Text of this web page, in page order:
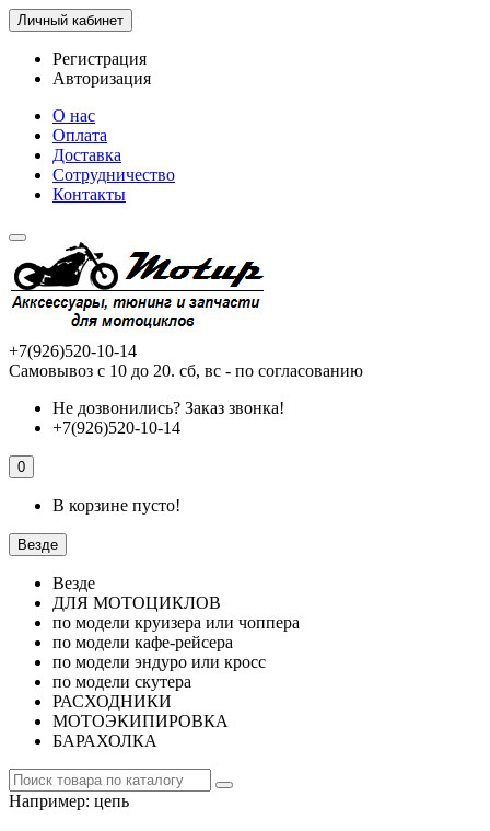
Личный кабинет
Регистрация
Авторизация
О нас
Оплата
Доставка
Сотрудничество
Контакты
+7(926)520-10-14
Самовывоз с 10 до 20. сб, вс - по согласованию
Не дозвонились? Заказ звонка!
+7(926)520-10-14
0
В корзине пусто!
Везде
Везде
ДЛЯ МОТОЦИКЛОВ
по модели круизера или чоппера
по модели кафе-рейсера
по модели эндуро или кросс
по модели скутера
РАСХОДНИКИ
МОТОЭКИПИРОВКА
БАРАХОЛКА
Например: цепь